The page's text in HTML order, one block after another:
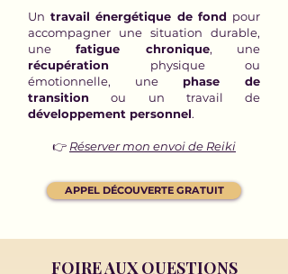
Un travail énergétique de fond pour
accompagner une situation durable,
unefatigue chronique, une
récupération physique ou
émotionnelle, une phase de
transition ou un travail de
développement personnel.
👉 Réserver mon envoi de Reiki
APPEL DÉCOUVERTE GRATUIT
FOIRE AUX QUESTIONS